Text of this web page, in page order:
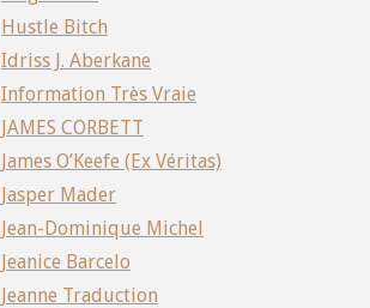
Hustle Bitch
Idriss J. Aberkane
Information Très Vraie
JAMES CORBETT
James O’Keefe (Ex Véritas)
Jasper Mader
Jean-Dominique Michel
Jeanice Barcelo
Jeanne Traduction